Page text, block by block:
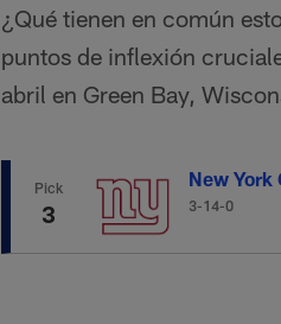
¿Qué tienen en común
puntos de inflexión
abril en Green Bay,
Pick
3
New York
3-14-0